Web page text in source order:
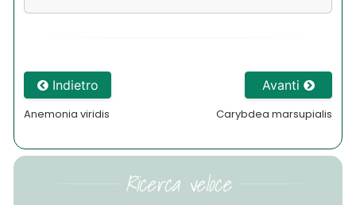
Ricerca veloce
Indietro
Anemonia viridis
Avanti
Carybdea marsupialis